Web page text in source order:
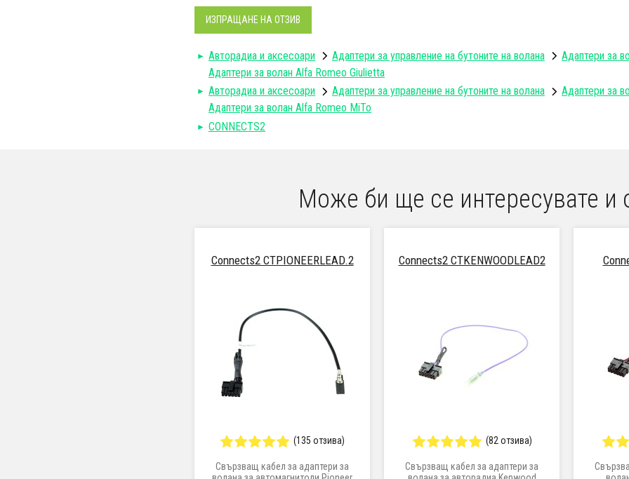
ИЗПРАЩАНЕ НА ОТЗИВ
Авторадиa и аксесоари Адаптери за управление на бутоните на волана
Адаптери за
Адаптери за волан Alfa Romeo Giulietta
Авторадиa и аксесоари
Адаптери за управление на бутоните на волана
Адаптери за
Адаптери за волан Alfa Romeo MiTo
CONNECTS2
Може би ще се интересувате и
Connects2 CTPIONEERLEAD.2
(135 отзива)
Свързващ кабел за адаптери за
Connects2 CTKENWOODLEAD2
(82 отзива)
Свързващ кабел за адаптери за